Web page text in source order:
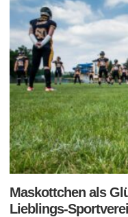
Maskottchen als
Lieblings-